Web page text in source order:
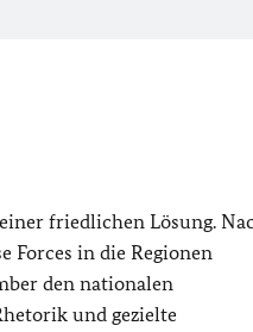
friedlichen Lösung.
Forces in die Regionen
den nationalen
und gezielte